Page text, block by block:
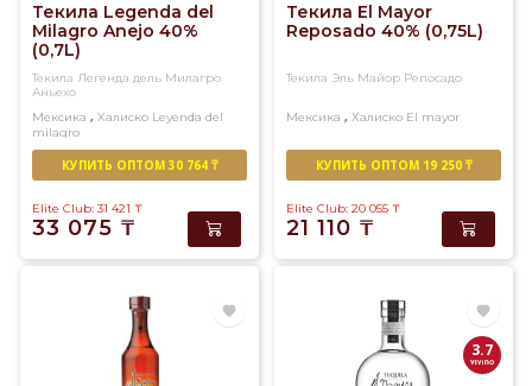
Текила Legenda del
Milagro Anejo 40%
(0,7L)
Текила Легенда дель Милагро
Аньехо
Мексика , Халиско Leyenda del
milagro
КУПИТЬ ОПТОМ 30 764 ₸
Elite Club: 31 421 ₸
33 075 ₸
Текила El Mayor
Reposado 40% (0,75L)
Текила Эль Майор Репосадо
Мексика , Халиско El mayor
КУПИТЬ ОПТОМ 19 250 ₸
Elite Club: 20 055 ₸
21 110 ₸
3.7